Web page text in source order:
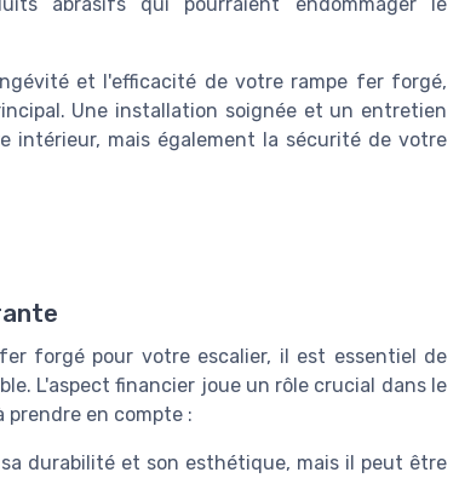
et l'efficacité de votre rampe fer forgé,
Une installation soignée et un entretien
intérieur, mais également la sécurité de votre
forgé pour votre escalier, il est essentiel de
L'aspect financier joue un rôle crucial dans le
prendre en compte :
durabilité et son esthétique, mais il peut être